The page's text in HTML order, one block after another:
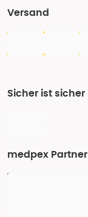
Versand
Sicher ist sicher
medpex Partner